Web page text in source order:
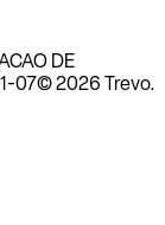
DE
07© 2026 Trevo.